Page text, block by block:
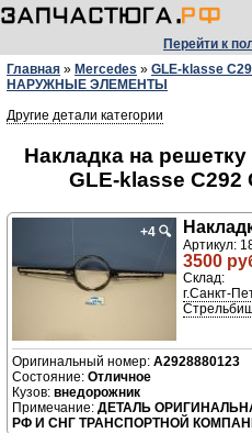
Перейти к
Главная » Mercedes » GLE-klasse
НАРУЖНЫЕ ЭЛЕМЕНТЫ
Другие детали категории
Накладка на
GLE-klasse C292
+4 🔍
Артикул:
3500
Склад:
г.Санкт-
A2928880123
Отличное
внедорожник
ДЕТАЛЬ
РФ И СНГ ТРАНСПОРТНОЙ